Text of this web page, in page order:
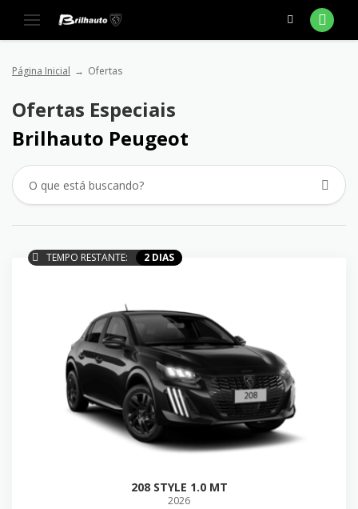
Página Inicial Ofertas
Ofertas Especiais
Brilhauto Peugeot
TEMPO RESTANTE: 2 DIAS
208 STYLE 1.0 MT
2026